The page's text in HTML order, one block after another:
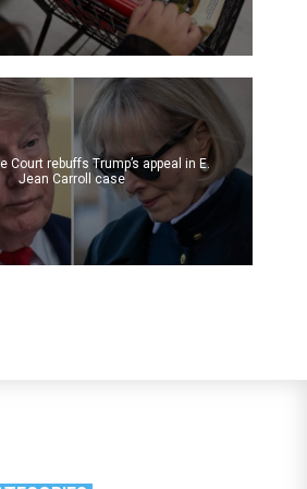
Court rebuffs Trump’s appeal in E.
Jean Carroll case